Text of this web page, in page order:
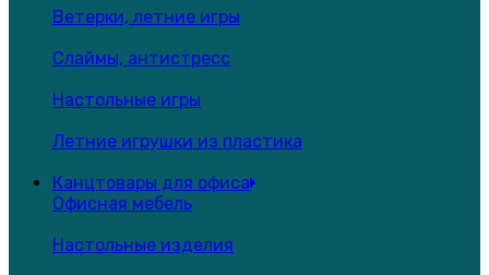
Ветерки, летние игры
Слаймы, антистресс
Настольные игры
Летние игрушки из пластика
Канцтовары для офиса
Офисная мебель
Настольные изделия